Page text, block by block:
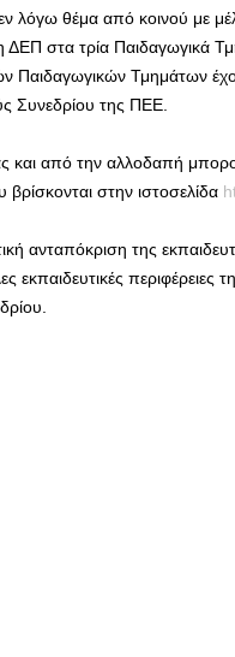
λόγω θέμα από κοινού με
στα τρία Παιδαγωγικά
Παιδαγωγικών Τμημάτων
Συνεδρίου της ΠΕΕ.
και από την αλλοδαπή
στην ιστοσελίδα
ανταπόκριση της
εκπαιδευτικές